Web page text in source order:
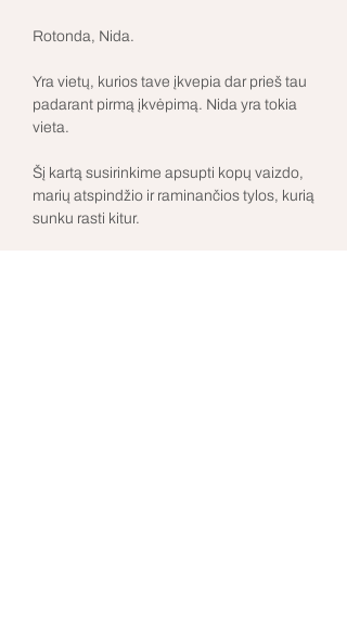
Rotonda, Nida.
Yra vietų, kurios tave įkvepia dar prieš tau
padarant pirmą įkvėpimą. Nida yra tokia
vieta.
Šį kartą susirinkime apsupti kopų vaizdo,
marių atspindžio ir raminančios tylos, kurią
sunku rasti kitur.